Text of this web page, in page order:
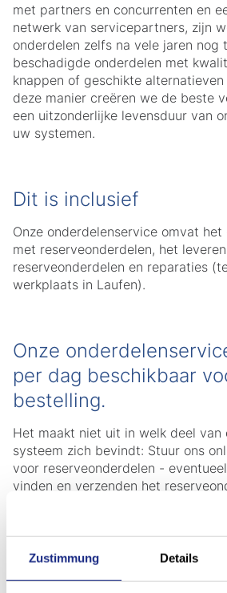
Zustimmung Details
met partners en concurrenten en
netwerk van servicepartners, zijn
onderdelen zelfs na vele jaren nog
beschadigde onderdelen met
knappen of geschikte
deze manier creëren we de beste
een uitzonderlijke levensduur van
uw systemen.
Dit is inclusief
Onze onderdelenservice omvat
met reserveonderdelen, het
reserveonderdelen en reparaties
werkplaats in Laufen).
Onze
per dag beschikbaar
bestelling.
Het maakt niet uit in welk deel van
systeem zich bevindt: Stuur ons
voor reserveonderdelen -
vinden en verzenden het
Natuurlijk geven we je ook graag